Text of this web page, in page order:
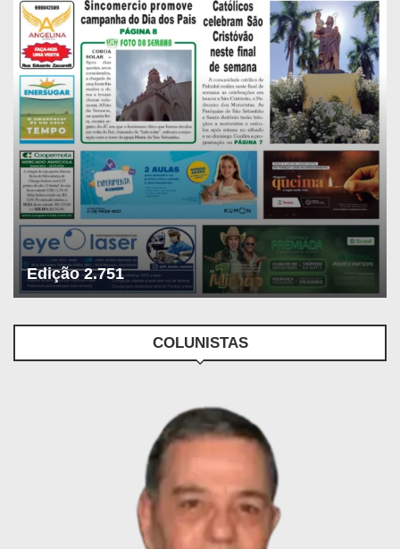
Edição 2.751
COLUNISTAS